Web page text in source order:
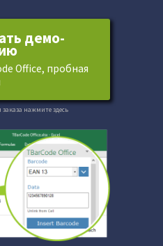
демо-
Office, пробная
заказа нажмите здесь